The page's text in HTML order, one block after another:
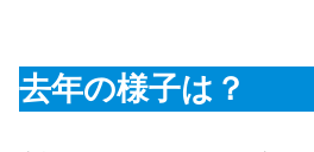
去年の様子は？